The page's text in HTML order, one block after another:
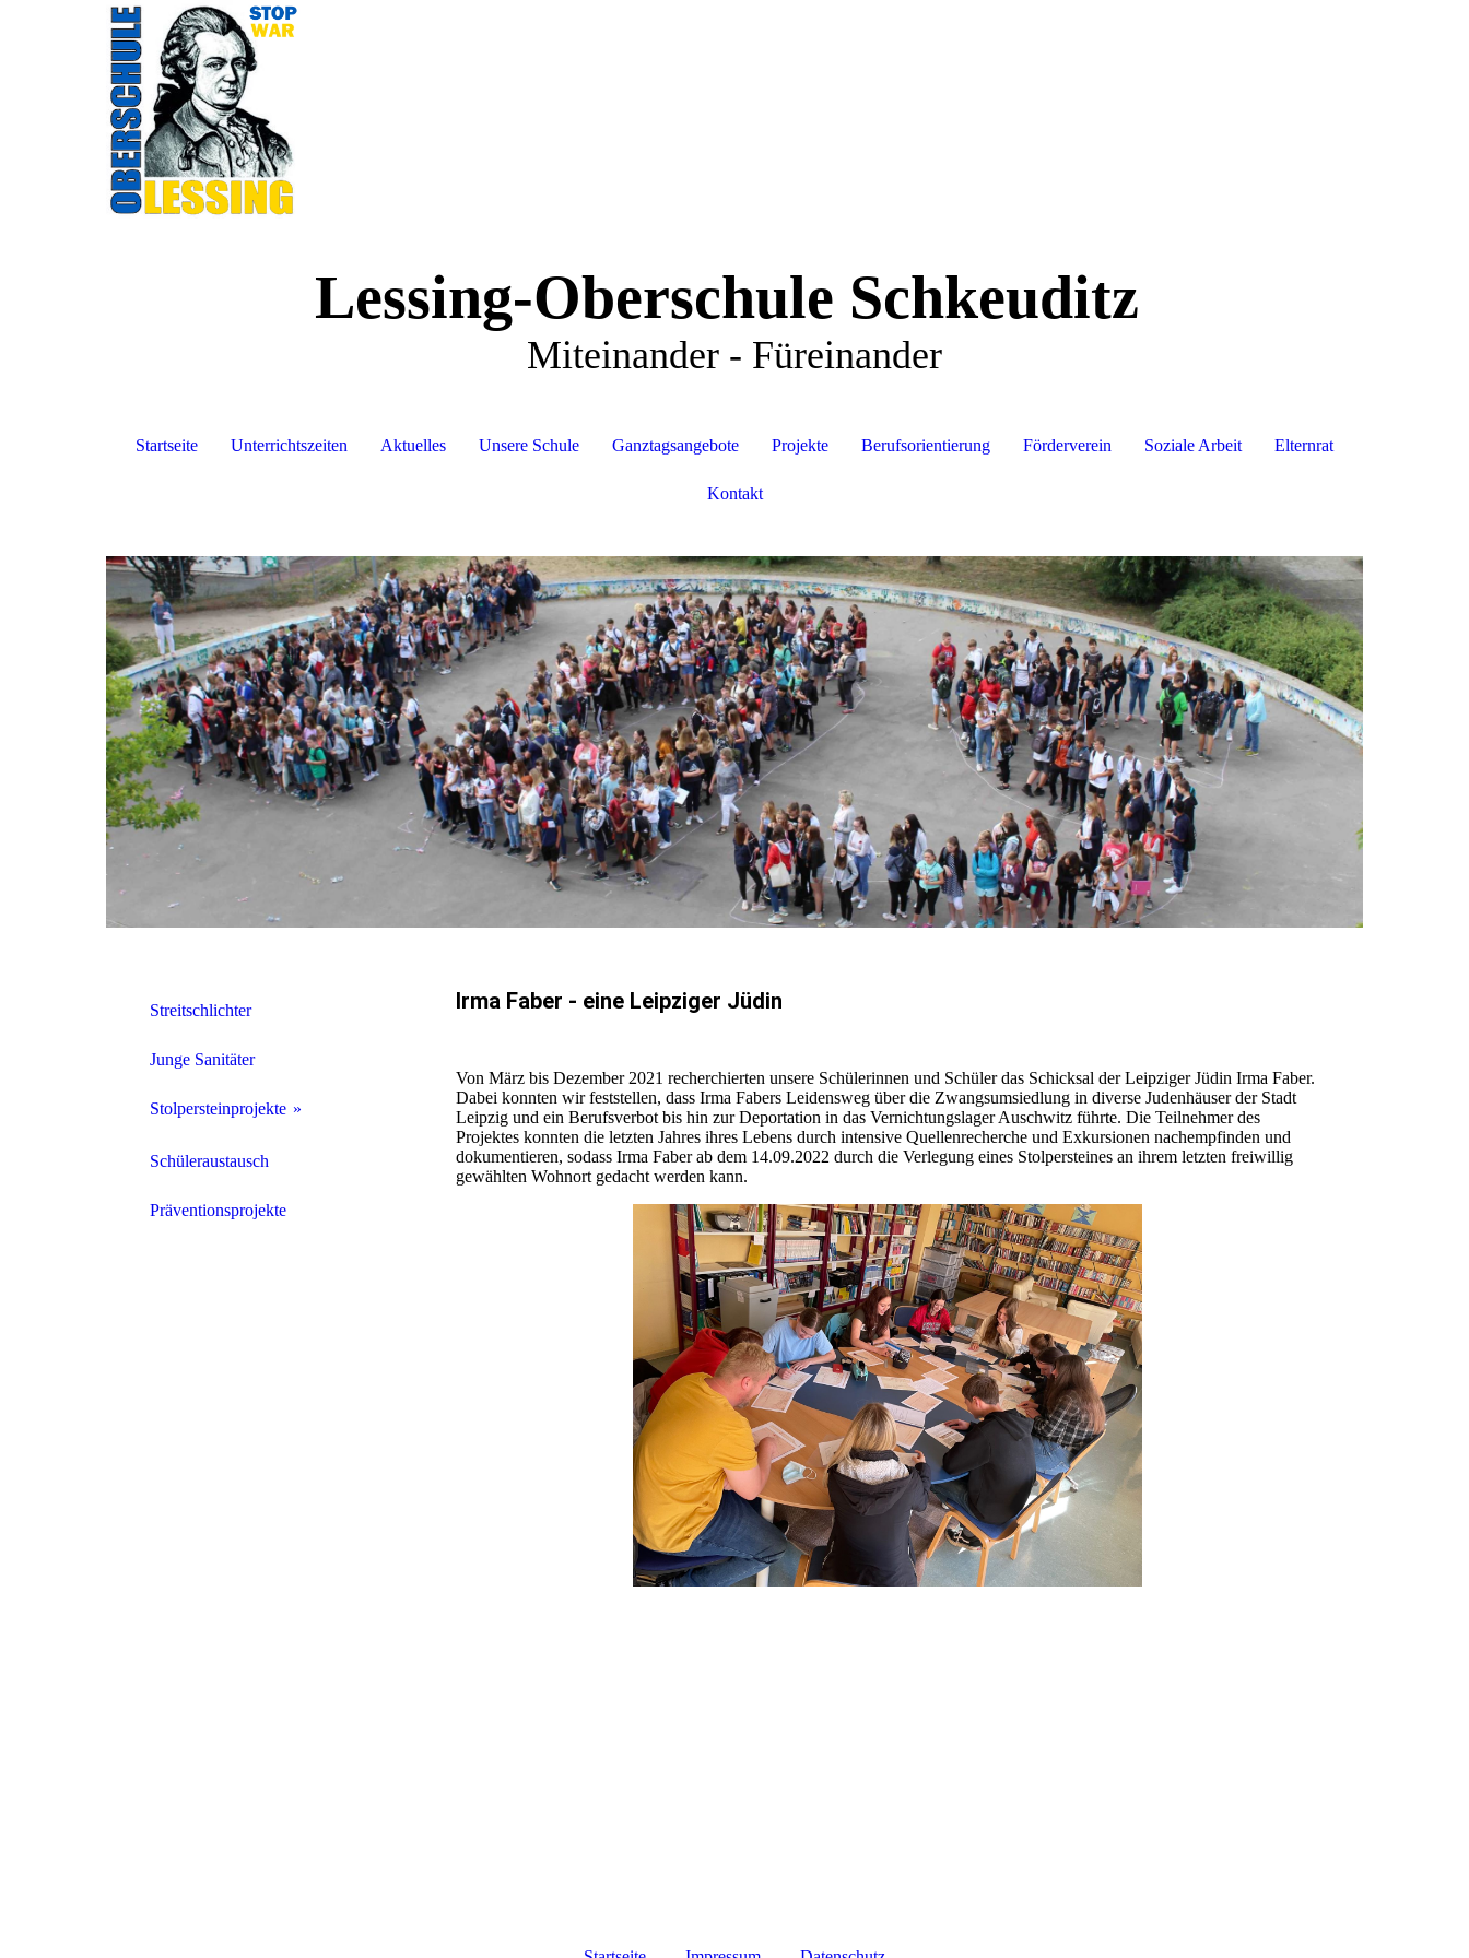
Lessing-Oberschule Schkeuditz
Miteinander - Füreinander
Startseite Unterrichtszeiten Aktuelles Unsere Schule Ganztagsangebote Projekte Berufsorientierung Förderverein Soziale Arbeit Elternrat
Kontakt
Streitschlichter
Junge Sanitäter
Stolpersteinprojekte
2021 - Irma Faber
2022 - Karl Hering
Schüleraustausch
Präventionsprojekte
Irma Faber - eine Leipziger Jüdin
Von März bis Dezember 2021 recherchierten unsere Schülerinnen und Schüler das Schicksal der Leipziger Jüdin Irma Faber.
Dabei konnten wir feststellen, dass Irma Fabers Leidensweg über die Zwangsumsiedlung in diverse Judenhäuser der Stadt
Leipzig und ein Berufsverbot bis hin zur Deportation in das Vernichtungslager Auschwitz führte. Die Teilnehmer des
Projektes konnten die letzten Jahres ihres Lebens durch intensive Quellenrecherche und Exkursionen nachempfinden und
dokumentieren, sodass Irma Faber ab dem 14.09.2022 durch die Verlegung eines Stolpersteines an ihrem letzten freiwillig
gewählten Wohnort gedacht werden kann.